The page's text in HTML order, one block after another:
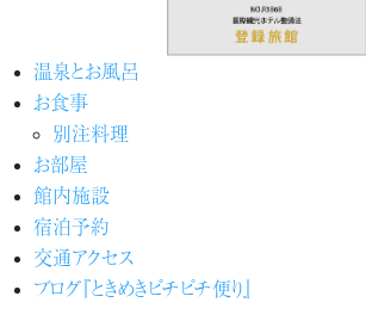
温泉とお風呂
お食事
別注料理
お部屋
館内施設
宿泊予約
交通アクセス
ブログ『ときめきピチピチ便り』